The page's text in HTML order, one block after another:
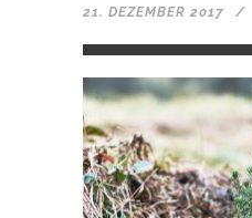
21. DEZEMBER 2017